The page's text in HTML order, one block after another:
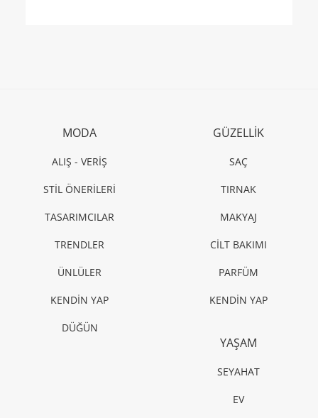
MODA
ALIŞ - VERİŞ
STİL ÖNERİLERİ
TASARIMCILAR
TRENDLER
ÜNLÜLER
KENDİN YAP
DÜĞÜN
GÜZELLİK
SAÇ
TIRNAK
MAKYAJ
CİLT BAKIMI
PARFÜM
KENDİN YAP
YAŞAM
SEYAHAT
EV